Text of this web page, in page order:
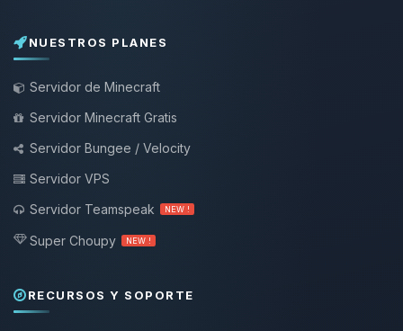
NUESTROS PLANES
Servidor de Minecraft
Servidor Minecraft Gratis
Servidor Bungee / Velocity
Servidor VPS
Servidor Teamspeak
NEW !
Super Choupy NEW !
RECURSOS Y SOPORTE